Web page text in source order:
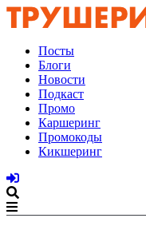
Посты
Блоги
Новости
Подкаст
Промо
Каршеринг
Промокоды
Кикшеринг